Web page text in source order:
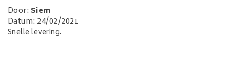
Door: Siem
Datum: 24/02/2021
Snelle levering.